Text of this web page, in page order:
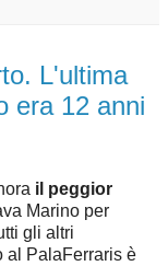
L'ultima
era 12 anni
il peggior
Marino per
gli altri
al PalaFerraris è